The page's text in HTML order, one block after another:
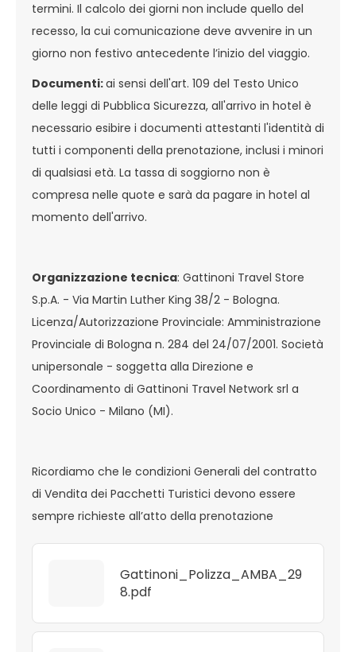
termini. Il calcolo dei giorni non include quello del
recesso, la cui comunicazione deve avvenire in un
giorno non festivo antecedente l’inizio del viaggio.
Documenti:ai sensi dell'art. 109 del Testo Unico
delle leggi di Pubblica Sicurezza, all'arrivo in hotel è
necessario esibire i documenti attestanti l'identità di
tutti i componenti della prenotazione, inclusi i minori
di qualsiasi età. La tassa di soggiorno non è
compresa nelle quote e sarà da pagare in hotel al
momento dell'arrivo.
Organizzazione tecnica: Gattinoni Travel Store
S.p.A. - Via Martin Luther King 38/2 - Bologna.
Licenza/Autorizzazione Provinciale: Amministrazione
Provinciale di Bologna n. 284 del 24/07/2001. Società
unipersonale - soggetta alla Direzione e
Coordinamento di Gattinoni Travel Network srl a
Socio Unico - Milano (MI).
Ricordiamo che le condizioni Generali del contratto
di Vendita dei Pacchetti Turistici devono essere
sempre richieste all’atto della prenotazione
Gattinoni_Polizza_AMBA_29
8.pdf